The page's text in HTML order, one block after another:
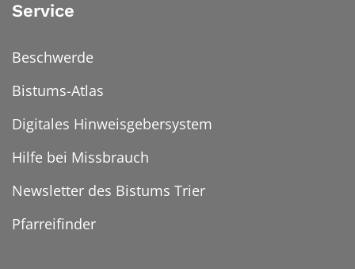
Service
Beschwerde
Bistums-Atlas
Digitales Hinweisgebersystem
Hilfe bei Missbrauch
Newsletter des Bistums Trier
Pfarreifinder